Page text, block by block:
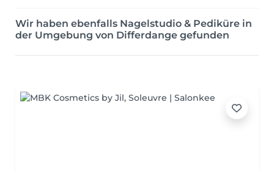
Wir haben ebenfalls Nagelstudio & Pediküre in
der Umgebung von Differdange gefunden